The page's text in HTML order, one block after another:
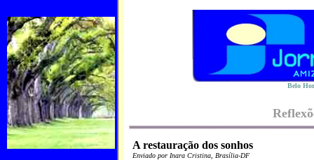
A restauração dos sonhos
Enviado por Inara Cristina, Brasília-DF
Belo